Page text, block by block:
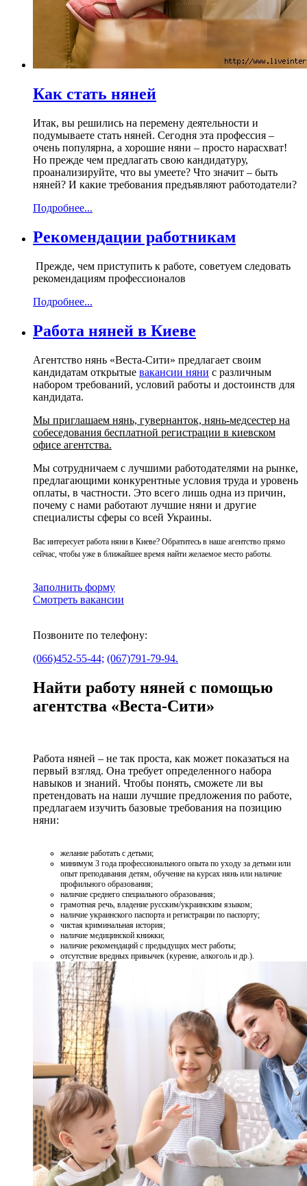
Как стать няней
Итак, вы решились на перемену деятельности и
подумываете стать няней. Сегодня эта профессия –
очень популярна, а хорошие няни – просто нарасхват!
Но прежде чем предлагать свою кандидатуру,
проанализируйте, что вы умеете? Что значит – быть
няней? И какие требования предъявляют работодатели?
Подробнее...
Рекомендации работникам
Прежде, чем приступить к работе, советуем следовать
рекомендациям профессионалов
Подробнее...
Работа няней в Киеве
Агентство нянь «Веста-Сити» предлагает своим
кандидатам открытые вакансии няни c различным
набором требований, условий работы и достоинств для
кандидата.
Мы приглашаем нянь, гувернанток, нянь-медсестер на
собеседования бесплатной регистрации в киевском
офисе агентства.
Мы сотрудничаем с лучшими работодателями на рынке,
предлагающими конкурентные условия труда и уровень
оплаты, в частности. Это всего лишь одна из причин,
почему с нами работают лучшие няни и другие
специалисты сферы со всей Украины.
Вас интересует работа няни в Киеве? Обратитесь в наше агентство прямо
сейчас, чтобы уже в ближайшее время найти желаемое место работы.
Заполнить форму
Смотреть вакансии
Позвоните по телефону:
(066)452-55-44; (067)791-79-94.
Найти работу няней с помощью
агентства «Веста-Сити»
Работа няней – не так проста, как может показаться на
первый взгляд. Она требует определенного набора
навыков и знаний. Чтобы понять, сможете ли вы
претендовать на наши лучшие предложения по работе,
предлагаем изучить базовые требования на позицию
няни:
желание работать с детьми;
минимум 3 года профессионального опыта по уходу за детьми или
опыт преподавания детям, обучение на курсах нянь или наличие
профильного образования;
наличие среднего специального образования;
грамотная речь, владение русским/украинским языком;
наличие украинского паспорта и регистрации по паспорту;
чистая криминальная история;
наличие медицинской книжки;
наличие рекомендаций с предыдущих мест работы;
отсутствие вредных привычек (курение, алкоголь и др.).